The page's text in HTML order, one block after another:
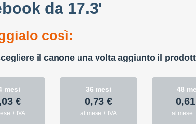
da 17.3'
così:
il canone una volta aggiunto il
mesi
€
+ IVA
36 mesi
0,73 €
al mese + IVA
48
al mese